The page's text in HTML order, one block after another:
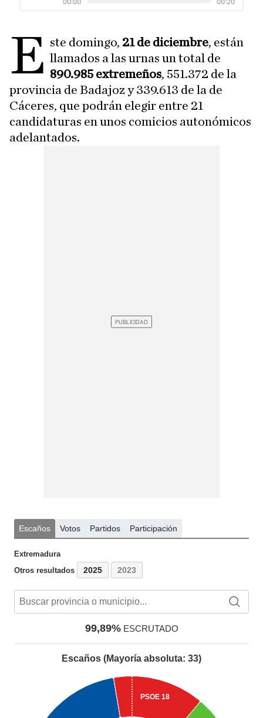
E ste domingo, 21 de diciembre, están
llamados a las urnas un total de
890.985 extremeños, 551.372 de la
provincia de Badajoz y 339.613 de la de
Cáceres, que podrán elegir entre 21
candidaturas en unos comicios autonómicos
adelantados.